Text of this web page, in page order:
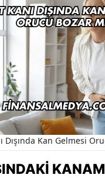
Dışında Kan Gelmesi